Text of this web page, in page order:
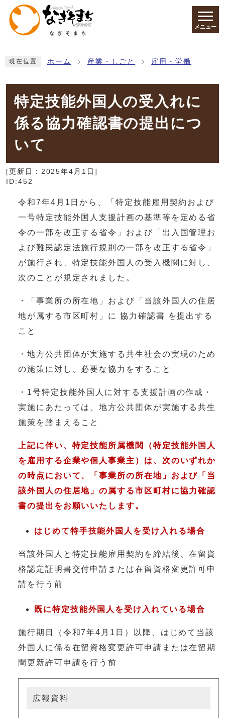
ページの先頭です
メニュー
現在位置 ホーム 産業・しごと 雇用・労働
特定技能外国人の受入れに
係る協力確認書の提出につ
いて
[更新日： 2025年4月1日 ]
ID:452
令和7年4月1日から、「特定技能雇用契約および
一号特定技能外国人支援計画の基準等を定める省
令の一部を改正する省令」および「出入国管理お
よび難民認定法施行規則の一部を改正する省令」
が施行され、特定技能外国人の受入機関に対し、
次のことが規定されました。
・「事業所の所在地」および「当該外国人の住居
地が属する市区町村」に 協力確認書 を提出する
こと
・地方公共団体が実施する共生社会の実現のため
の施策に対し、必要な協力をすること
・1号特定技能外国人に対する支援計画の作成・
実施にあたっては、地方公共団体が実施する共生
施策を踏まえること
上記に伴い、特定技能所属機関（特定技能外国人
を雇用する企業や個人事業主）は、次のいずれか
の時点において、「事業所の所在地」および「当
該外国人の住居地」の属する市区町村に協力確認
書の提出をお願いいたします。
はじめて特手技能外国人を受け入れる場合
当該外国人と特定技能雇用契約を締結後、在留資
格認定証明書交付申請または在留資格変更許可申
請を行う前
既に特定技能外国人を受け入れている場合
施行期日（令和7年4月1日）以降、はじめて当該
外国人に係る在留資格変更許可申請または在留期
間更新許可申請を行う前
広報資料